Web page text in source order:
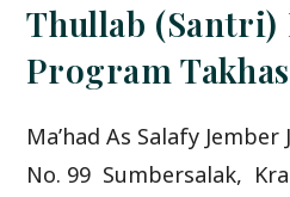
Thullab (Santri)
Program
Ma’had As Salafy
No. 99 Sumbersalak,